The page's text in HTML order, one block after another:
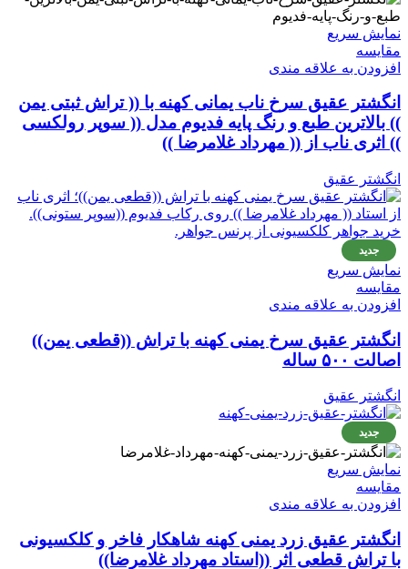
نمایش سریع
مقايسه
افزودن به علاقه مندی
انگشتر عقیق سرخ ناب یمانی کهنه با (( تراش ثبتی یمن
)) بالاترین طبع و رنگ پایه فدیوم مدل (( سوپر رولکسی
)) اثری ناب از (( مهرداد غلامرضا ))
انگشتر عقیق
جدید
نمایش سریع
مقايسه
افزودن به علاقه مندی
انگشتر عقیق سرخ یمنی کهنه با تراش ((قطعی یمن))
اصالت ۵۰۰ ساله
انگشتر عقیق
جدید
نمایش سریع
مقايسه
افزودن به علاقه مندی
انگشتر عقیق زرد یمنی کهنه شاهکار فاخر و کلکسیونی
با تراش قطعی اثر ((استاد مهرداد غلامرضا))